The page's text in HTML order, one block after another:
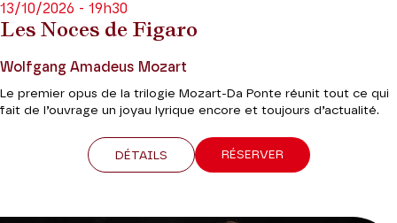
Les Noces de Figaro
13/10/2026 - 19h30
Wolfgang Amadeus Mozart
Le premier opus de la trilogie Mozart-Da Ponte réunit tout ce qui
fait de l’ouvrage un joyau lyrique encore et toujours d’actualité.
DÉTAILS RÉSERVER